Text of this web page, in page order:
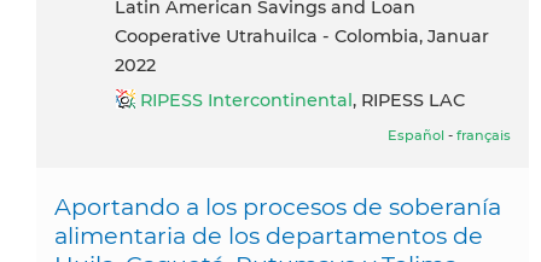
Latin American Savings and Loan
Cooperative Utrahuilca - Colombia, Januar
2022
RIPESS Intercontinental, RIPESS LAC
Español - français
Aportando a los procesos de soberanía
alimentaria de los departamentos de